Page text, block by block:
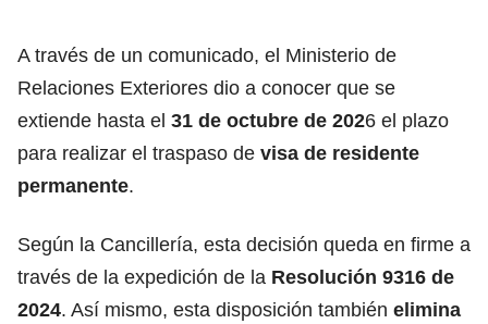
A través de un comunicado, el Ministerio de
Relaciones Exteriores dio a conocer que se
extiende hasta el 31 de octubre de 2026 el plazo
para realizar el traspaso de visa de residente
permanente.
Según la Cancillería, esta decisión queda en firme a
través de la expedición de la Resolución 9316 de
2024. Así mismo, esta disposición también elimina